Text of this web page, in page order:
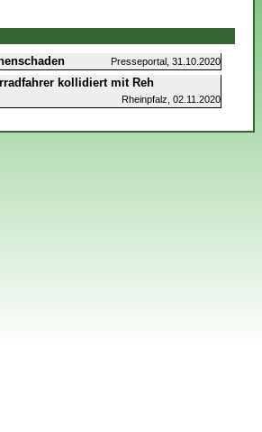
Presseportal, 31.10.2020
kollidiert mit Reh
Rheinpfalz, 02.11.2020